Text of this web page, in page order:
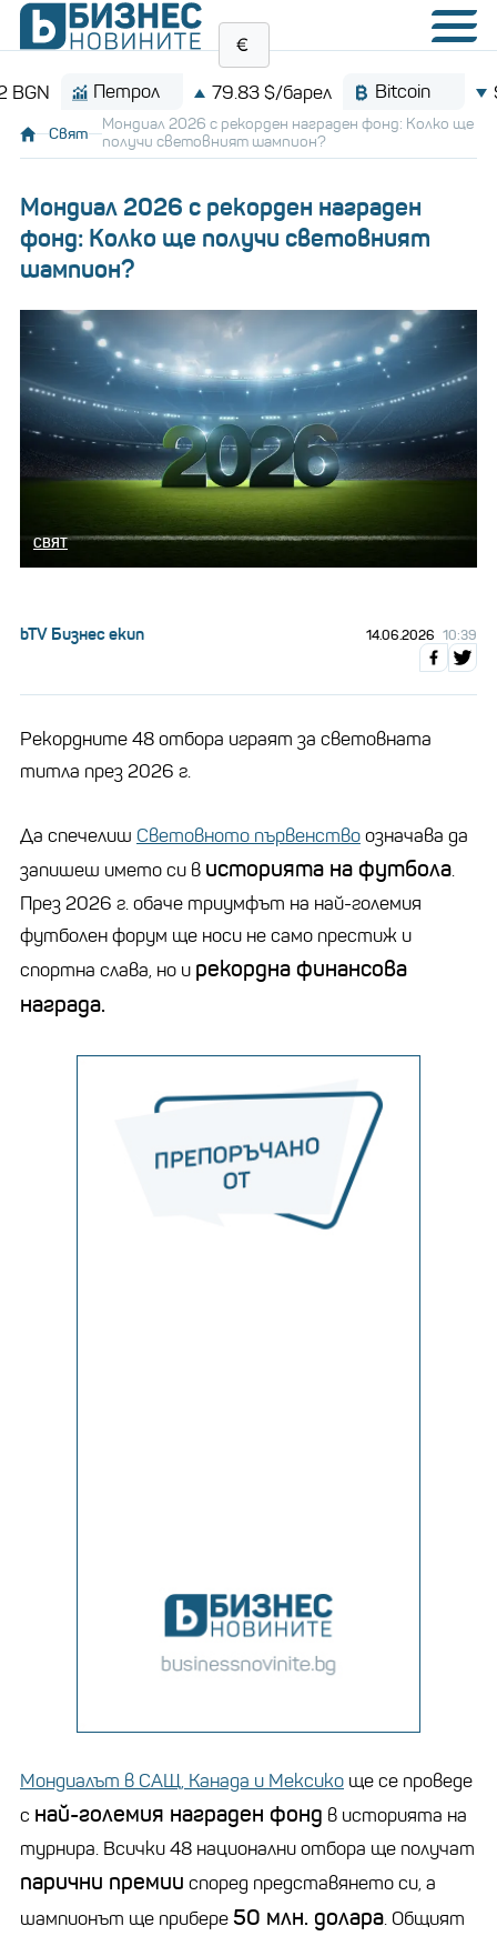
Петрол 79.83 $/барел Bitcoin
Свят
Мондиал 2026 с рекорден награден фонд: Колко ще
получи световният шампион?
Мондиал 2026 с рекорден награден
фонд: Колко ще получи световният
шампион?
СВЯТ
bTV Бизнес екип 14.06.2026 10:39
Рекордните 48 отбора играят за световната
титла през 2026 г.
Да спечелиш Световното първенствоозначава да
запишеш името си в историята на футбола.
През 2026 г. обаче триумфът на най-големия
футболен форум ще носи не само престиж и
спортна слава, но и рекордна финансова
награда.
Мондиалът в САЩ, Канада и Мексико ще се проведе
с най-големия награден фонд в историята на
турнира. Всички 48 национални отбора ще получат
парични премии според представянето си, а
шампионът ще прибере50 млн. долара. Общият